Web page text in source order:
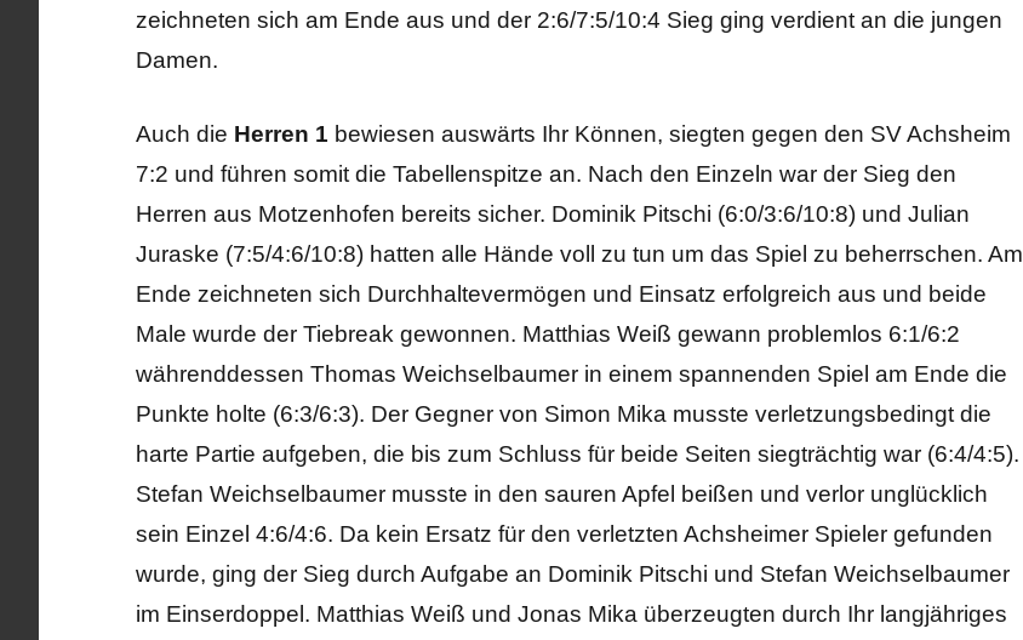
zeichneten sich am Ende aus und der 2:6/7:5/10:4 Sieg ging verdient an die jungen
Damen.
Auch die Herren 1 bewiesen auswärts Ihr Können, siegten gegen den SV Achsheim
7:2 und führen somit die Tabellenspitze an. Nach den Einzeln war der Sieg den
Herren aus Motzenhofen bereits sicher. Dominik Pitschi (6:0/3:6/10:8) und Julian
Juraske (7:5/4:6/10:8) hatten alle Hände voll zu tun um das Spiel zu beherrschen. Am
Ende zeichneten sich Durchhaltevermögen und Einsatz erfolgreich aus und beide
Male wurde der Tiebreak gewonnen. Matthias Weiß gewann problemlos 6:1/6:2
währenddessen Thomas Weichselbaumer in einem spannenden Spiel am Ende die
Punkte holte (6:3/6:3). Der Gegner von Simon Mika musste verletzungsbedingt die
harte Partie aufgeben, die bis zum Schluss für beide Seiten siegträchtig war (6:4/4:5).
Stefan Weichselbaumer musste in den sauren Apfel beißen und verlor unglücklich
sein Einzel 4:6/4:6. Da kein Ersatz für den verletzten Achsheimer Spieler gefunden
wurde, ging der Sieg durch Aufgabe an Dominik Pitschi und Stefan Weichselbaumer
im Einserdoppel. Matthias Weiß und Jonas Mika überzeugten durch Ihr langjähriges